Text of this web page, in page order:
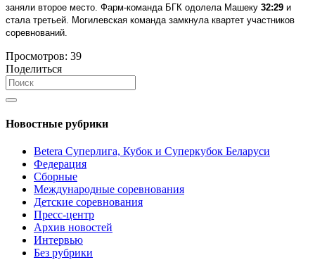
заняли второе место. Фарм-команда БГК одолела Машеку 32:29 и
стала третьей. Могилевская команда замкнула квартет участников
соревнований.
Просмотров: 39
Поделиться
Новостные рубрики
Betera Суперлига, Кубок и Суперкубок Беларуси
Федерация
Сборные
Международные соревнования
Детские соревнования
Пресс-центр
Архив новостей
Интервью
Без рубрики